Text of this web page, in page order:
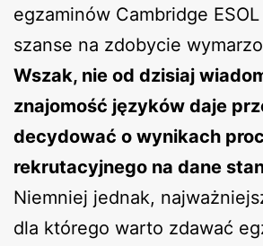
egzaminów Cambridge
szanse na zdobycie
Wszak, nie od dzisiaj
znajomość języków daje
decydować o wynikach
rekrutacyjnego na dane
Niemniej jednak,
dla którego warto zdawać